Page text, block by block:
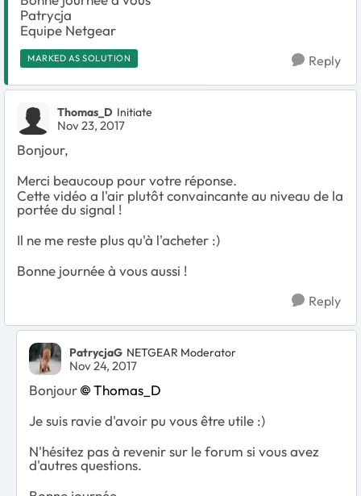
Patrycja
Equipe Netgear
MARKED AS SOLUTION Reply
Thomas_D Initiate
Nov 23, 2017
Bonjour,
Merci beaucoup pour votre réponse.
Cette vidéo a l'air plutôt convaincante au niveau de la
portée du signal !
Il ne me reste plus qu'à l'acheter :)
Bonne journée à vous aussi !
Reply
PatrycjaG NETGEAR Moderator
Nov 24, 2017
Bonjour
Thomas_D
Je suis ravie d'avoir pu vous être utile :)
N'hésitez pas à revenir sur le forum si vous avez
d'autres questions.